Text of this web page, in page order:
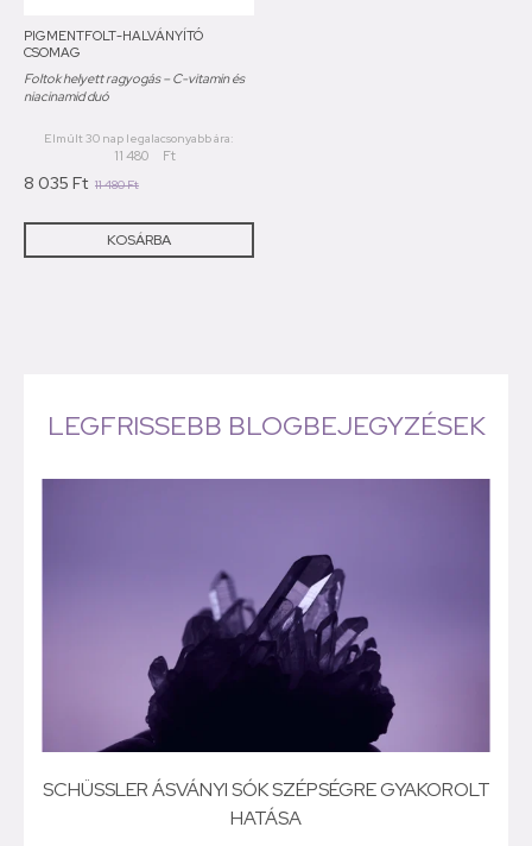
PIGMENTFOLT-HALVÁNYÍTÓ
CSOMAG
Foltok helyett ragyogás – C-vitamin és
niacinamid duó
KOSÁRBA
Elmúlt 30 nap legalacsonyabb ára:
11 480 Ft
11 480Ft
8 035 Ft
LEGFRISSEBB BLOGBEJEGYZÉSEK
SCHÜSSLER ÁSVÁNYI SÓK SZÉPSÉGRE GYAKOROLT
HATÁSA